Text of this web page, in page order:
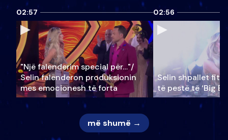
02:57
"Një falenderim special për…"/
Selin falënderon produksionin
mes emocionesh të forta
02:56
Selin shpallet
të pestë të ‘Big
më shumë →